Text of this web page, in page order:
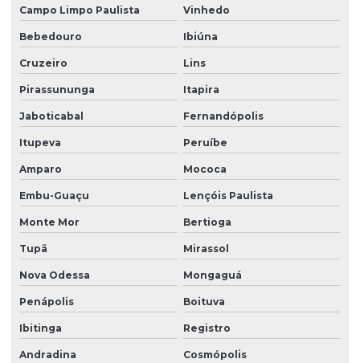
Limpeza empresarial especializada
Limpeza empresarial terceirizada
Limpeza escritorio terceirizada
Limpeza de fachada comercial
Limpeza de fachada com hidrojateamento
Limpeza de fachada de loja
Limpeza fachada orçamento
Limpeza de fachada preço
Limpeza de fachada predial
Campo Limpo Paulista Vinhedo
Bebedouro Ibiúna
Cruzeiro Lins
Pirassununga Itapira
Jaboticabal Fernandópolis
Itupeva Peruíbe
Amparo Mococa
Embu-Guaçu Lençóis Paulista
Monte Mor Bertioga
Tupã Mirassol
Nova Odessa Mongaguá
Penápolis Boituva
Ibitinga Registro
Andradina Cosmópolis